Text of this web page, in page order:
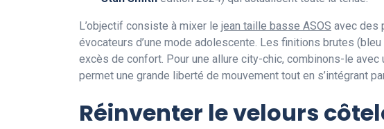
L’objectif consiste à mixer le jean taille basse ASOS avec des
évocateurs d’une mode adolescente. Les finitions brutes
excès de confort. Pour une allure city-chic, combinons-le avec
permet une grande liberté de mouvement tout en s’intégrant
Réinventer le velours